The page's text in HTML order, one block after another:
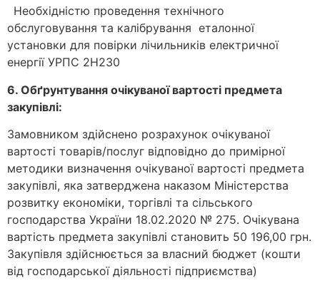
Необхiднiстю проведення технiчного
обслуговування та калiбрування еталонної
установки для повiрки лiчильникiв електричної
енергiї УРПС 2Н230
6. Обґрунтування очікуваної вартості предмета
закупівлі:
Замовником здійснено розрахунок очікуваної
вартості товарів/послуг відповідно до примірної
методики визначення очікуваної вартості предмета
закупівлі, яка затверджена наказом Міністерства
розвитку економіки, торгівлі та сільського
господарства України 18.02.2020 № 275. Очікувана
вартість предмета закупівлі становить 50 196,00 грн.
Закупівля здійснюється за власний бюджет (кошти
від господарської діяльності підприємства)